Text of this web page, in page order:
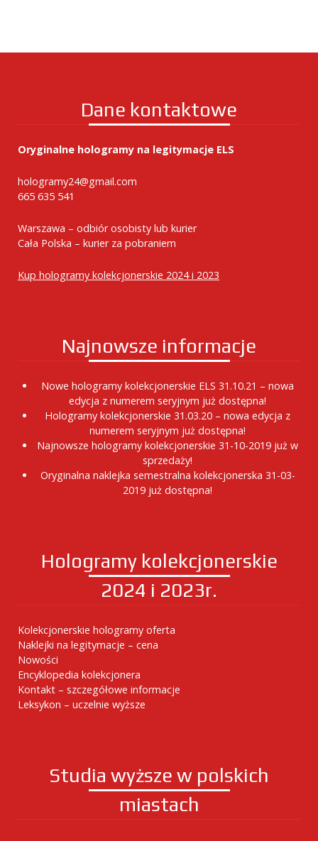
Dane kontaktowe
Oryginalne hologramy na legitymacje ELS
hologramy24@gmail.com
665 635 541
Warszawa – odbiór osobisty lub kurier
Cała Polska – kurier za pobraniem
Kup hologramy kolekcjonerskie 2024 i 2023
Najnowsze informacje
Nowe hologramy kolekcjonerskie ELS 31.10.21 – nowa
edycja z numerem seryjnym już dostępna!
Hologramy kolekcjonerskie 31.03.20 – nowa edycja z
numerem seryjnym już dostępna!
Najnowsze hologramy kolekcjonerskie 31-10-2019 już w
sprzedaży!
Oryginalna naklejka semestralna kolekcjonerska 31-03-
2019 już dostępna!
Hologramy kolekcjonerskie
2024 i 2023r.
Kolekcjonerskie hologramy oferta
Naklejki na legitymacje – cena
Nowości
Encyklopedia kolekcjonera
Kontakt – szczegółowe informacje
Leksykon – uczelnie wyższe
Studia wyższe w polskich
miastach